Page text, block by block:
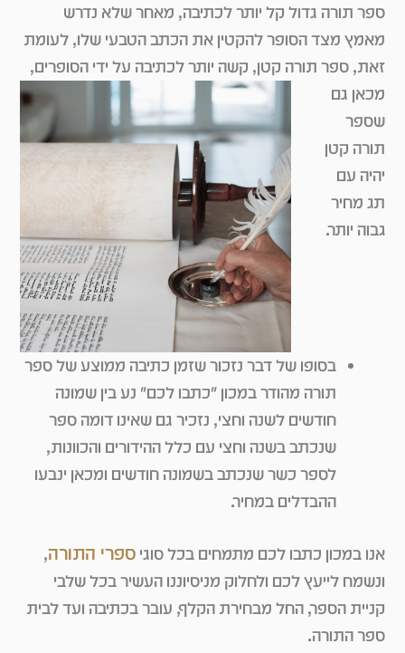
ספר תורה גדול קל יותר לכתיבה, מאחר שלא נדרש
מאמץ מצד הסופר להקטין את הכתב הטבעי שלו, לעומת
זאת, ספר תורה קטן, קשה יותר לכתיבה על ידי הסופרים,
מכאן גם
שספר
תורה קטן
יהיה עם
תג מחיר
גבוה יותר.
בסופו של דבר נזכור שזמן כתיבה ממוצע של ספר
תורה מהודר במכון "כתבו לכם" נע בין שמונה
חודשים לשנה וחצי, נזכיר גם שאינו דומה ספר
שנכתב בשנה וחצי עם כלל ההידורים והכוונות,
לספר כשר שנכתב בשמונה חודשים ומכאן ינבעו
ההבדלים במחיר.
אנו במכון כתבו לכם מתמחים בכל סוגי ספרי התורה,
ונשמח לייעץ לכם ולחלוק מניסיוננו העשיר בכל שלבי
קניית הספר, החל מבחירת הקלף, עובר בכתיבה ועד לבית
ספר התורה.